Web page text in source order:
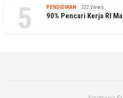
5 PENDIDIKAN 222 Views
90% Pencari Kerja RI